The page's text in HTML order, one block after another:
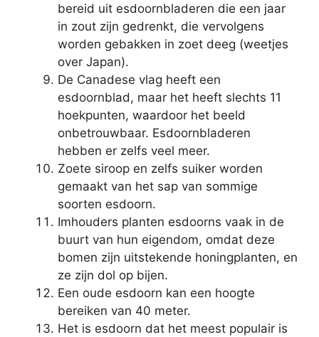
bereid uit esdoornbladeren die een jaar
in zout zijn gedrenkt, die vervolgens
worden gebakken in zoet deeg (weetjes
over Japan).
De Canadese vlag heeft een
esdoornblad, maar het heeft slechts 11
hoekpunten, waardoor het beeld
onbetrouwbaar. Esdoornbladeren
hebben er zelfs veel meer.
Zoete siroop en zelfs suiker worden
gemaakt van het sap van sommige
soorten esdoorn.
Imhouders planten esdoorns vaak in de
buurt van hun eigendom, omdat deze
bomen zijn uitstekende honingplanten, en
ze zijn dol op bijen.
Een oude esdoorn kan een hoogte
bereiken van 40 meter.
Het is esdoorn dat het meest populair is